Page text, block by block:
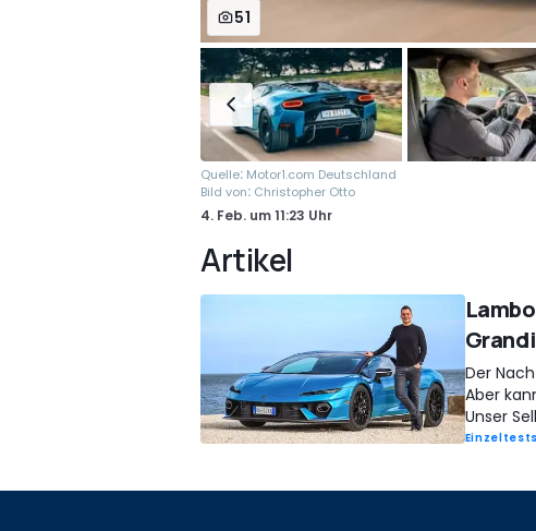
51
Quelle: Motor1.com Deutschland
Bild von: Christopher Otto
4. Feb. um11:23 Uhr
Artikel
Der
Aber
Unser
Einzeltests